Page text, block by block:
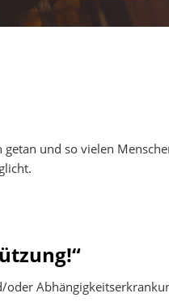
getan und so vielen